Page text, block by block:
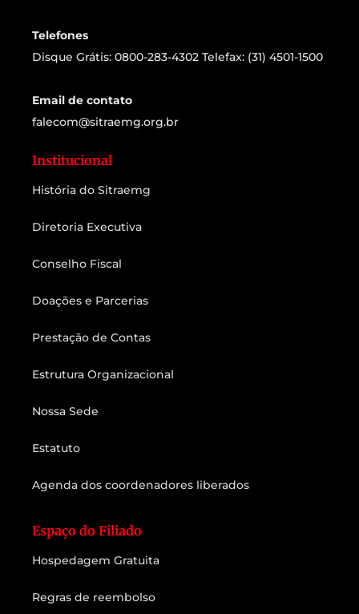
Telefones
Disque Grátis: 0800-283-4302 Telefax: (31) 4501-1500
Email de contato
falecom@sitraemg.org.br
Institucional
História do Sitraemg
Diretoria Executiva
Conselho Fiscal
Doações e Parcerias
Prestação de Contas
Estrutura Organizacional
Nossa Sede
Estatuto
Agenda dos coordenadores liberados
Espaço do Filiado
Hospedagem Gratuita
Regras de reembolso